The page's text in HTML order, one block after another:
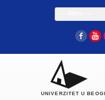
UNIVERZITET U